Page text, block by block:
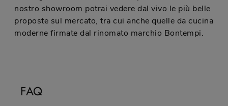
nostro showroom potrai vedere dal vivo le più belle
proposte sul mercato, tra cui anche quelle da cucina
moderne firmate dal rinomato marchio Bontempi.
FAQ